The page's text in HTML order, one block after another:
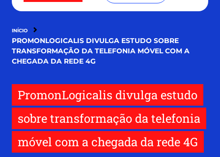
INÍCIO
PROMONLOGICALIS DIVULGA ESTUDO SOBRE
TRANSFORMAÇÃO DA TELEFONIA MÓVEL COM A
CHEGADA DA REDE 4G
PromonLogicalis divulga estudo
sobre transformação da telefonia
móvel com a chegada da rede 4G